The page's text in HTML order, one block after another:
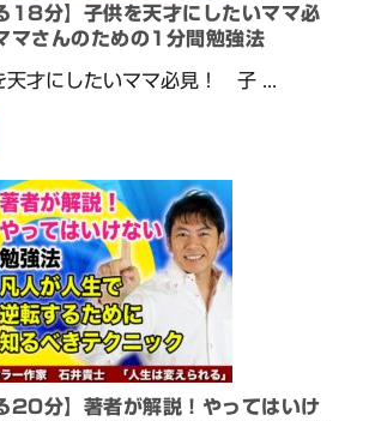
18分】子供を天才にしたいママ必
さんのための1分間勉強法
天才にしたいママ必見！ 子 ...
20分】著者が解説！やってはいけ